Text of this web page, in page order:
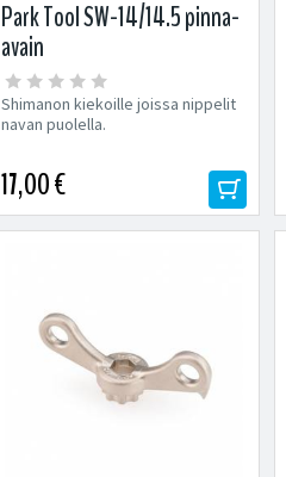
Park Tool SW-14/14.5 pinna-
avain
Shimanon kiekoille joissa nippelit
navan puolella.
17,00 €